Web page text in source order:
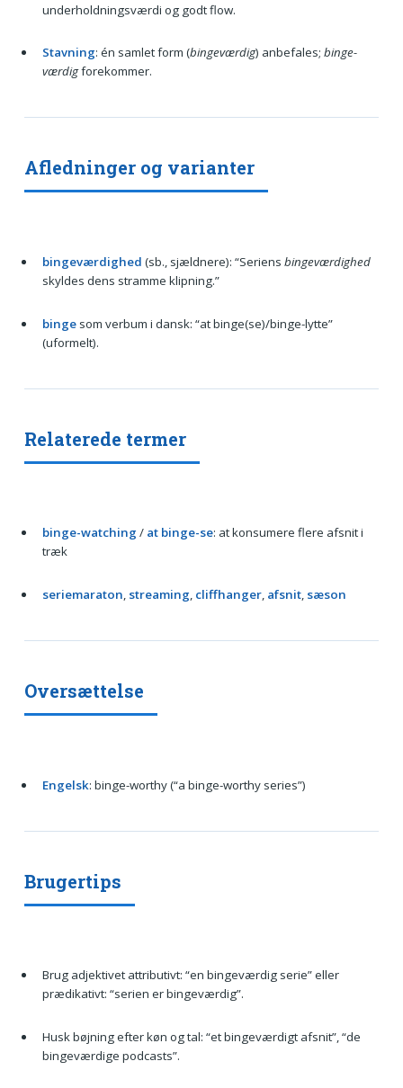
underholdningsværdi og godt flow.
Stavning: én samlet form (bingeværdig) anbefales; binge-
værdigforekommer.
Afledninger og varianter
bingeværdighed (sb., sjældnere): “Seriens bingeværdighed
skyldes dens stramme klipning.”
bingesom verbum i dansk: “at binge(se)/binge-lytte”
(uformelt).
Relaterede termer
binge-watching / at binge-se: at konsumere flere afsnit i
træk
seriemaraton, streaming, cliffhanger, afsnit, sæson
Oversættelse
Engelsk: binge-worthy (“a binge-worthy series”)
Brugertips
Brug adjektivet attributivt: “en bingeværdig serie” eller
prædikativt: “serien er bingeværdig”.
Husk bøjning efter køn og tal: “et bingeværdigt afsnit”, “de
bingeværdige podcasts”.